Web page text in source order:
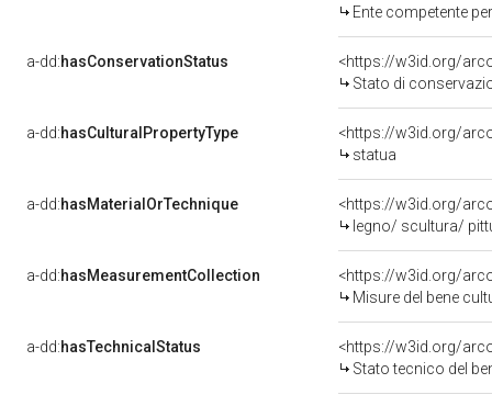
Ente competente per
a-dd:hasConservationStatus
<https://w3id.org/
Stato di
a-dd:hasCulturalPropertyType
<https://w3id.org/
statua
a-dd:hasMaterialOrTechnique
<https://w3id.org/
legno/ scultura/
a-dd:hasMeasurementCollection
<https://w3id.org/
Misure del bene
a-dd:hasTechnicalStatus
<https://w3id.org/
Stato tecnico del